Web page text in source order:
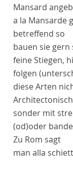
Mansard
a la Mansarde
betreffend so
bauen sie
feine Stiegen,
folgen
diese Arten
Architecton
sonder mit
(od)oder
Zu Rom sagt
man alla